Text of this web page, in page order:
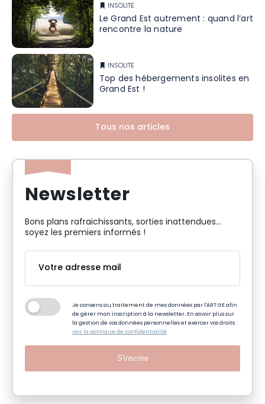
INSOLITE
Le Grand Est autrement : quand l’art
rencontre la nature
INSOLITE
Top des hébergements insolites en
Grand Est !
Tous nos articles
Newsletter
Bons plans rafraichissants, sorties inattendues…
soyez les premiers informés !
Je consens au traitement de mes données par l'ART GE afin
de gérer mon inscription à la newsletter. En savoir plus sur
la gestion de vos données personnelles et exercer vos droits :
voir la politique de confidentialité
S'inscrire